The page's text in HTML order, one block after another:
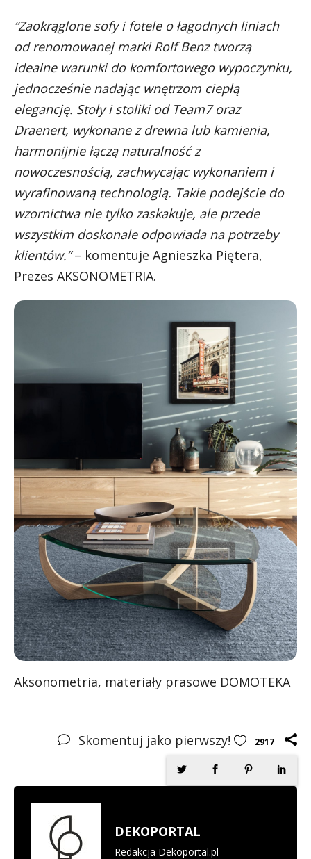
“Zaokrąglone sofy i fotele o łagodnych liniach
od renomowanej marki Rolf Benz tworzą
idealne warunki do komfortowego wypoczynku,
jednocześnie nadając wnętrzom ciepłą
elegancję. Stoły i stoliki od Team7 oraz
Draenert, wykonane z drewna lub kamienia,
harmonijnie łączą naturalność z
nowoczesnością, zachwycając wykonaniem i
wyrafinowaną technologią. Takie podejście do
wzornictwa nie tylko zaskakuje, ale przede
wszystkim doskonale odpowiada na potrzeby
klientów.”– komentuje Agnieszka Piętera,
Prezes AKSONOMETRIA.
Aksonometria, materiały prasowe DOMOTEKA
Skomentuj jako pierwszy! 2917
DEKOPORTAL
Redakcja Dekoportal.pl